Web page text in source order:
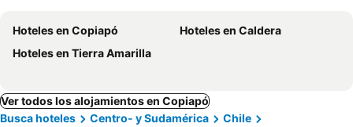
Hoteles en Copiapó
Hoteles en Caldera
Hoteles en Tierra Amarilla
Ver todos los alojamientos en Copiapó
Busca hoteles
Centro- y Sudamérica
Chile